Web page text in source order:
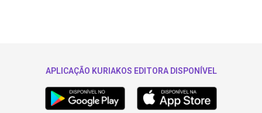
APLICAÇÃO KURIAKOS EDITORA DISPONÍVEL